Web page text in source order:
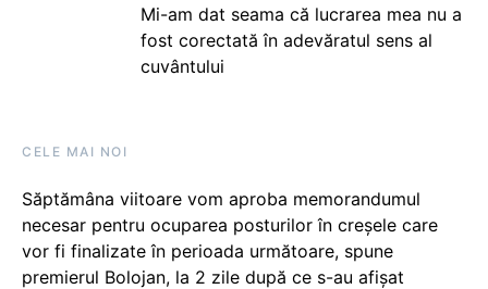
Mi-am dat seama că lucrarea mea nu a
fost corectată în adevăratul sens al
cuvântului
CELE MAI NOI
Săptămâna viitoare vom aproba memorandumul
necesar pentru ocuparea posturilor în creșele care
vor fi finalizate în perioada următoare, spune
premierul Bolojan, la 2 zile după ce s-au afișat